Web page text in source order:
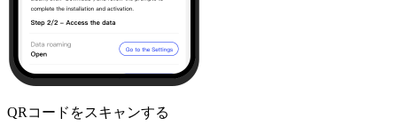
QRコードをスキャンする